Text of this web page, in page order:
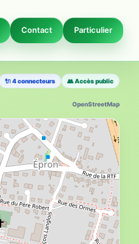
Contact Particulier
🔌 4 connecteurs 👥 Accès public
OpenStreetMap